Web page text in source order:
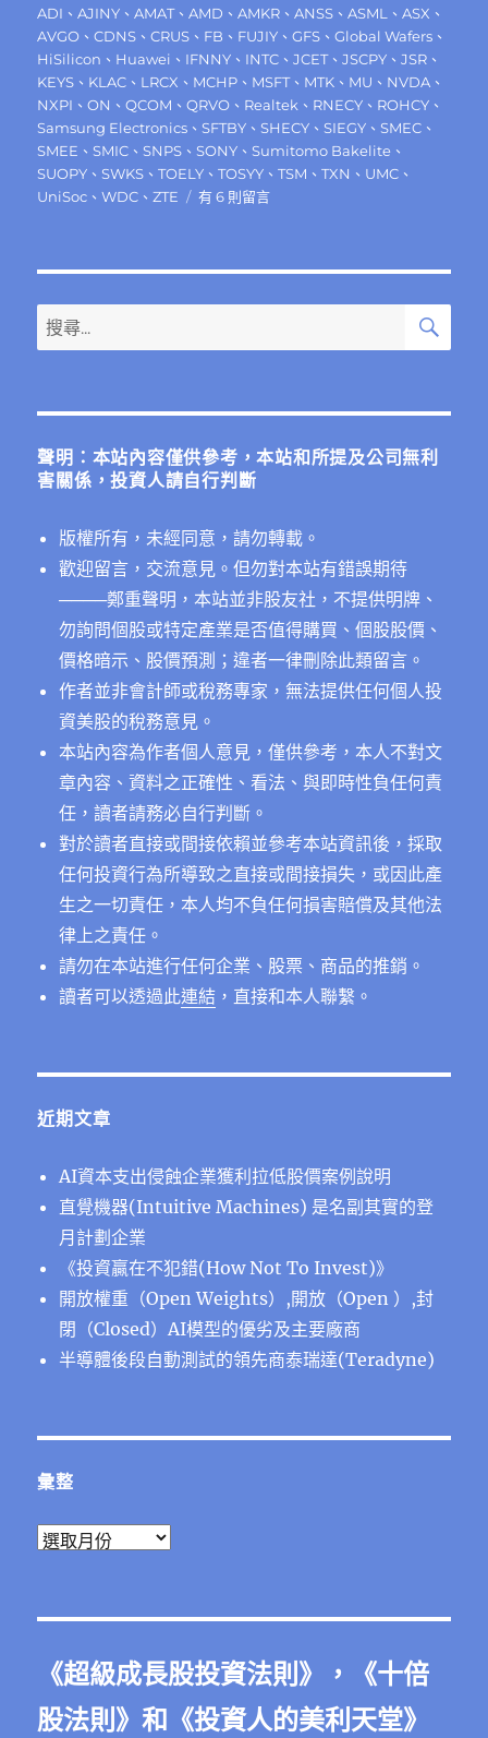
期:
籤
ADI 、AJINY 、AMAT、AMD 、AMKR 、ANSS 、ASML 、ASX 、
AVGO 、CDNS 、CRUS 、 FB 、 FUJIY 、GFS 、Global Wafers 、
HiSilicon 、 Huawei 、 IFNNY 、 INTC 、JCET、JSCPY 、JSR 、
KEYS 、 KLAC 、 LRCX 、 MCHP 、 MSFT、 MTK 、 MU 、 NVDA 、
NXPI 、ON 、QCOM 、QRVO 、 Realtek 、 RNECY 、 ROHCY 、
Samsung Electronics 、SFTBY 、SHECY 、SIEGY 、SMEC 、
SMEE 、SMIC 、SNPS 、SONY 、Sumitomo Bakelite 、
SUOPY 、SWKS 、TOELY 、TOSYY 、TSM 、TXN 、 UMC 、
UniSoc 、WDC 、ZTE
在
的
導
鏈
完
整
紹〉
中
有 6 則留言
搜
尋
鍵
搜
聲明：本站內容僅供參考，本站和所提及公司無利
害關係，投資人請自行判斷
版權所有，未經同意，請勿轉載。
歡迎留言，交流意見。但勿對本站有錯誤期待
────鄭重聲明，本站並非股友社，不提供明牌、
勿詢問個股或特定產業是否值得購買、個股股價、
價格暗示、股價預測；違者一律刪除此類留言。
作者並非會計師或稅務專家，無法提供任何個人投
資美股的稅務意見。
本站內容為作者個人意見，僅供參考，本人不對文
章內容、資料之正確性、看法、與即時性負任何責
任，讀者請務必自行判斷。
對於讀者直接或間接依賴並參考本站資訊後，採取
任何投資行為所導致之直接或間接損失，或因此產
生之一切責任，本人均不負任何損害賠償及其他法
律上之責任。
請勿在本站進行任何企業、股票、商品的推銷。
讀者可以透過此連結 ，直接和本人聯繫。
近期文章
AI資本支出侵蝕企業獲利拉低股價案例說明
直覺機器(Intuitive Machines) 是名副其實的登
月計劃企業
《投資贏在不犯錯(How Not To Invest)》
開放權重（Open Weights）,開放（Open ）,封
閉（Closed）AI模型的優劣及主要廠商
半導體後段⾃動測試的領先商泰瑞達(Teradyne)
彙整
彙
《超級成長股投資法則 》，《十倍
股法則 》和《投資人的美利天堂》